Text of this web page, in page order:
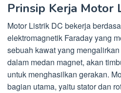
Prinsip Kerja Motor
Motor Listrik DC bekerja
elektromagnetik Faraday yang
sebuah kawat yang
dalam medan magnet, akan
untuk menghasilkan gerakan.
bagian utama, yaitu stator dan